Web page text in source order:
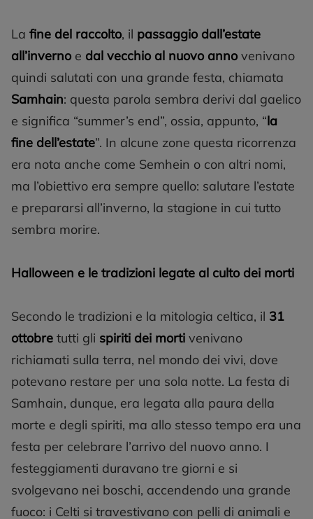
La fine del raccolto, il passaggio dall’estate
all’inverno e dal vecchio al nuovo anno venivano
quindi salutati con una grande festa, chiamata
Samhain: questa parola sembra derivi dal gaelico
e significa “summer’s end”, ossia, appunto, “la
fine dell’estate”. In alcune zone questa ricorrenza
era nota anche come Semhein o con altri nomi,
ma l’obiettivo era sempre quello: salutare l’estate
e prepararsi all’inverno, la stagione in cui tutto
sembra morire.
Halloween e le tradizioni legate al culto dei morti
Secondo le tradizioni e la mitologia celtica, il 31
ottobre tutti gli spiriti dei morti venivano
richiamati sulla terra, nel mondo dei vivi, dove
potevano restare per una sola notte. La festa di
Samhain, dunque, era legata alla paura della
morte e degli spiriti, ma allo stesso tempo era una
festa per celebrare l’arrivo del nuovo anno. I
festeggiamenti duravano tre giorni e si
svolgevano nei boschi, accendendo una grande
fuoco: i Celti si travestivano con pelli di animali e